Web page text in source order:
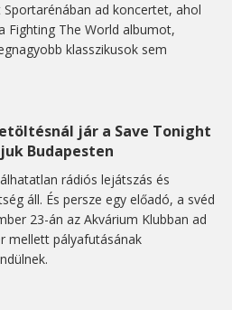
ad koncertet, ahol
Fighting The World albumot,
klasszikusok sem
jár a Save Tonight
Budapesten
rádiós lejátszás és
áll. És persze egy előadó, a svéd
23-án az Akvárium Klubban ad
mellett pályafutásának